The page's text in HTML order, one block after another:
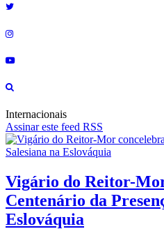
Internacionais
Assinar este feed RSS
Vigário do Reitor-
Centenário da
Eslováquia